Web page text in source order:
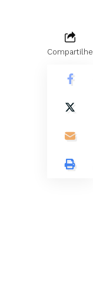
Compartilhe